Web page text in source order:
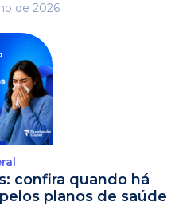
de 2026
confira quando há
planos de saúde